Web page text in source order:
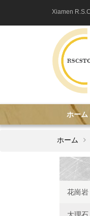
Xiamen
ホーム
ホーム
花崗岩